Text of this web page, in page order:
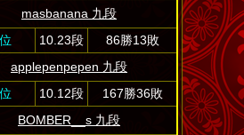
masbanana 九段
10.23段
86勝13敗
applepenpepen 九段
10.12段
167勝36敗
BOMBER__s 九段